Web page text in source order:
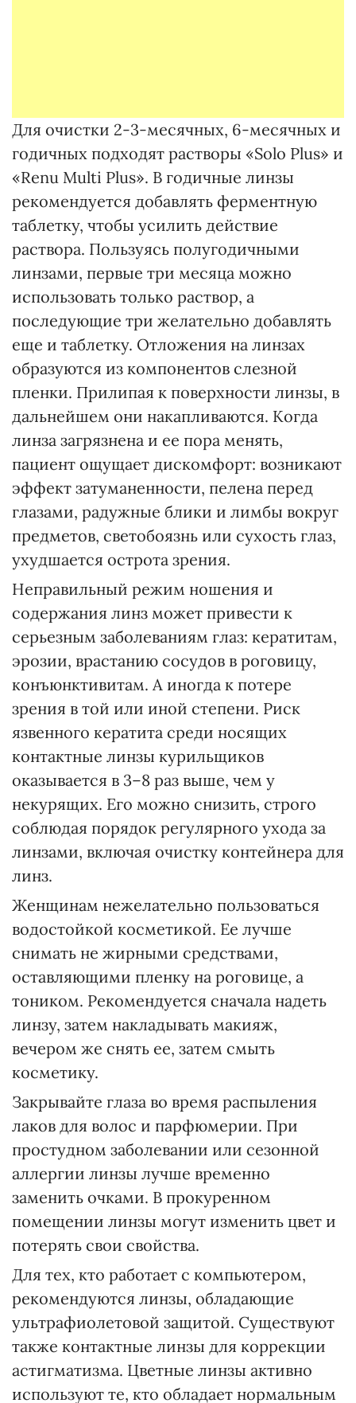
Для очистки 2-3-месячных, 6-месячных и
годичных подходят растворы «Solo Plus» и
«Renu Multi Plus». В годичные линзы
рекомендуется добавлять ферментную
таблетку, чтобы усилить действие
раствора. Пользуясь полугодичными
линзами, первые три месяца можно
использовать только раствор, а
последующие три желательно добавлять
еще и таблетку. Отложения на линзах
образуются из компонентов слезной
пленки. Прилипая к поверхности линзы, в
дальнейшем они накапливаются. Когда
линза загрязнена и ее пора менять,
пациент ощущает дискомфорт: возникают
эффект затуманенности, пелена перед
глазами, радужные блики и лимбы вокруг
предметов, светобоязнь или сухость глаз,
ухудшается острота зрения.
Неправильный режим ношения и
содержания линз может привести к
серьезным заболеваниям глаз: кератитам,
эрозии, врастанию сосудов в роговицу,
конъюнктивитам. А иногда к потере
зрения в той или иной степени. Риск
язвенного кератита среди носящих
контактные линзы курильщиков
оказывается в 3–8 раз выше, чем у
некурящих. Его можно снизить, строго
соблюдая порядок регулярного ухода за
линзами, включая очистку контейнера для
линз.
Женщинам нежелательно пользоваться
водостойкой косметикой. Ее лучше
снимать не жирными средствами,
оставляющими пленку на роговице, а
тоником. Рекомендуется сначала надеть
линзу, затем накладывать макияж,
вечером же снять ее, затем смыть
косметику.
Закрывайте глаза во время распыления
лаков для волос и парфюмерии. При
простудном заболевании или сезонной
аллергии линзы лучше временно
заменить очками. В прокуренном
помещении линзы могут изменить цвет и
потерять свои свойства.
Для тех, кто работает с компьютером,
рекомендуются линзы, обладающие
ультрафиолетовой защитой. Существуют
также контактные линзы для коррекции
астигматизма. Цветные линзы активно
используют те, кто обладает нормальным